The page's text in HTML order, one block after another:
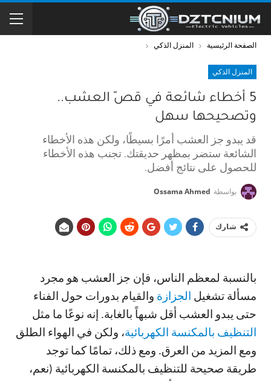
الصفحة الرئيسية المنزل الذكي
المنزل الذكي
5 أخطاء شائعة في قصّ العشب..
وتصحيحها سهل
قد يبدو جز العشب أمرًا بسيطًا، ولكن هذه الأخطاء
الشائعة ستضر بمظهر حديقتك. تجنب هذه الأخطاء
للحصول على نتائج أفضل.
بواسطة Ossama Ahmed
شارك
بالنسبة لمعظم الناس، فإن جز العشب هو مجرد
مسألة تشغيل
الجزازة والقيام بدورات حول الفناء
حتى يبدو العشب أقل شبهاً بالغابة. إنه نوعًا ما مثل
التنظيف بالمكنسة الكهربائية، ولكن في الهواء الطلق
ومع المزيد من العرق. ومع ذلك، تمامًا كما توجد
طريقة صحيحة للتنظيف بالمكنسة الكهربائية (نعم،